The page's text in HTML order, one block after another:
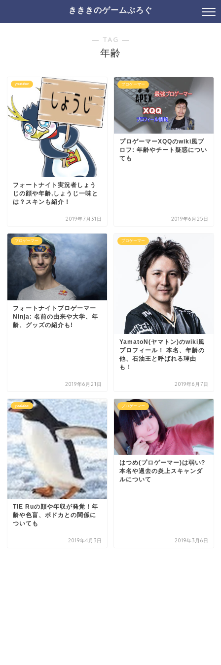
きききのゲームぶろぐ
― TAG ―
年齢
youtuber
フォートナイト実況者しょう
じの顔や年齢,しょうじ一味と
は？スキンも紹介！
2019年7月31日
プロゲーマー
プロゲーマーXQQのwiki風プ
ロフ: 年齢やチート疑惑につい
ても
2019年6月25日
プロゲーマー
フォートナイトプロゲーマー
Ninja: 名前の由来や大学、年
齢、グッズの紹介も!
2019年6月21日
プロゲーマー
YamatoN(ヤマトン)のwiki風
プロフィール！ 本名、年齢の
他、石油王と呼ばれる理由
も！
2019年6月7日
youtuber
TIE Ruの顔や年収が発覚！年
齢や色盲、ボドカとの関係に
ついても
2019年4月3日
プロゲーマー
はつめ(プロゲーマー)は弱い?
本名や過去の炎上スキャンダ
ルについて
2019年3月6日